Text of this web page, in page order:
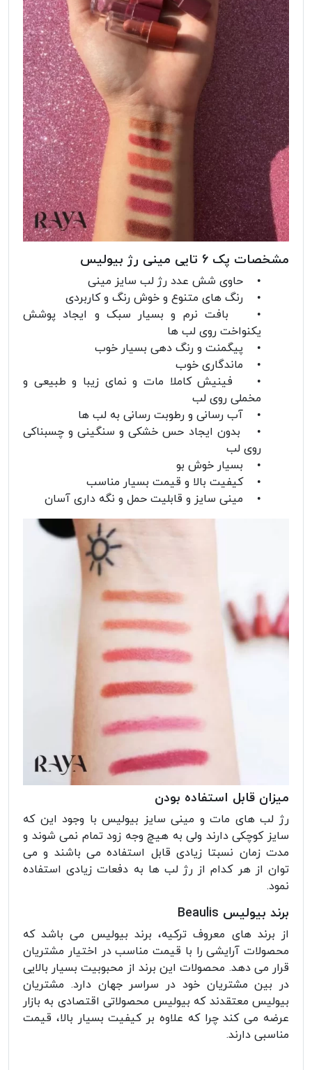
مشخصات پک 6 تایی مینی رژ بیولیس
• حاوی شش عدد رژ لب سایز مینی
• رنگ های متنوع و خوش رنگ و کاربردی
• بافت نرم و بسیار سبک و ایجاد پوشش
یکنواخت روی لب ها
• پیگمنت و رنگ دهی بسیار خوب
• ماندگاری خوب
• فینیش کاملا مات و نمای زیبا و طبیعی و
مخملی روی لب
• آب رسانی و رطوبت رسانی به لب ها
• بدون ایجاد حس خشکی و سنگینی و چسبناکی
روی لب
• بسیار خوش بو
• کیفیت بالا و قیمت بسیار مناسب
• مینی سایز و قابلیت حمل و نگه داری آسان
میزان قابل استفاده بودن
رژ لب های مات و مینی سایز بیولیس با وجود این که
سایز کوچکی دارند ولی به هیچ وجه زود تمام نمی شوند و
مدت زمان نسبتا زیادی قابل استفاده می باشند و می
توان از هر کدام از رژ لب ها به دفعات زیادی استفاده
نمود.
برند بیولیس Beaulis
از برند های معروف ترکیه، برند بیولیس می باشد که
محصولات آرایشی را با قیمت مناسب در اختیار مشتریان
قرار می دهد. محصولات این برند از محبوبیت بسیار بالایی
در بین مشتریان خود در سراسر جهان دارد. مشتریان
بیولیس معتقدند که بیولیس محصولاتی اقتصادی به بازار
عرضه می کند چرا که علاوه بر کیفیت بسیار بالا، قیمت
مناسبی دارند.